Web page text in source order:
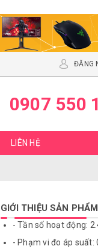
ĐĂNG
0907 550
LIÊN HỆ
GIỚI THIỆU SẢN PHẨM
- Tần số hoạt động:
- Phạm vi đo áp suất: